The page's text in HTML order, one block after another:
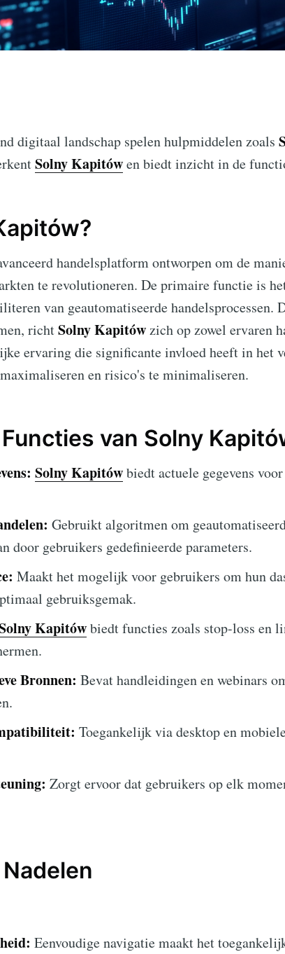
digitaal landschap spelen hulpmiddelen zoals
Solny Kapitówen biedt inzicht in de
handelsplatform ontworpen om de
te revolutioneren. De primaire functie is
van geautomatiseerde handelsprocessen.
richtSolny Kapitówzich op zowel ervaren
ervaring die significante invloed heeft in het
en risico's te minimaliseren.
van Solny
Solny Kapitówbiedt actuele gegevens
Gebruikt algoritmen om
door gebruikers gedefinieerde parameters.
Maakt het mogelijk voor gebruikers om hun
gebruiksgemak.
Kapitówbiedt functies zoals stop-loss en
Bronnen: Bevat handleidingen en webinars
Toegankelijk via desktop en
Zorgt ervoor dat gebruikers op elk
Eenvoudige navigatie maakt het